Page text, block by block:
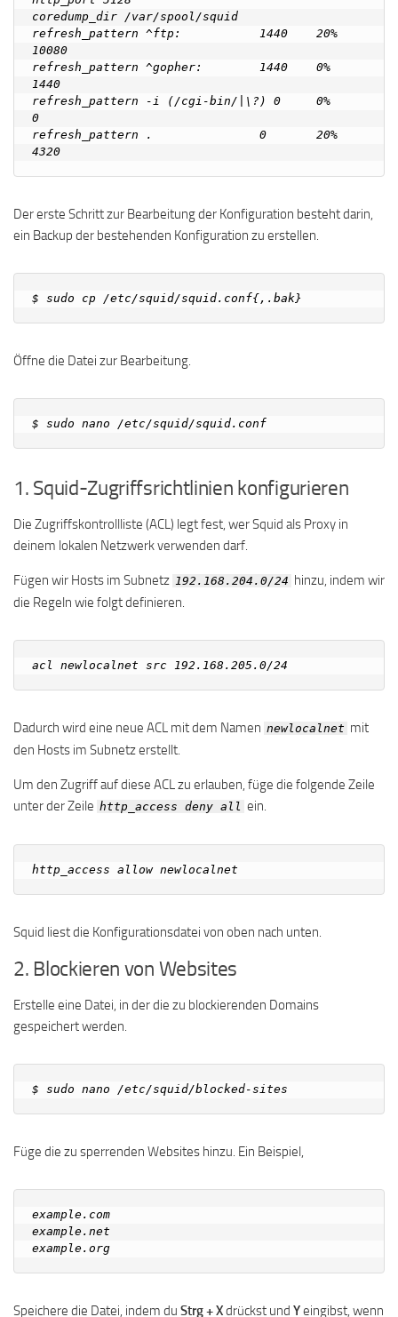
coredump_dir /var/spool/squid
refresh_pattern ^ftp:           1440    20%
10080
refresh_pattern ^gopher:        1440    0%
1440
refresh_pattern -i (/cgi-bin/|\?) 0     0%
0
refresh_pattern .               0       20%
Der erste Schritt zur Bearbeitung der Konfiguration besteht darin,
ein Backup der bestehenden Konfiguration zu erstellen.
Öffne die Datei zur Bearbeitung.
1. Squid-Zugriffsrichtlinien konfigurieren
Die Zugriffskontrollliste (ACL) legt fest, wer Squid als Proxy in
deinem lokalen Netzwerk verwenden darf.
Fügen wir Hosts im Subnetz 192.168.204.0/24 hinzu, indem wir
die Regeln wie folgt definieren.
Dadurch wird eine neue ACL mit dem Namen newlocalnet mit
den Hosts im Subnetz erstellt.
Um den Zugriff auf diese ACL zu erlauben, füge die folgende Zeile
unter der Zeile http_access deny all ein.
Squid liest die Konfigurationsdatei von oben nach unten.
2. Blockieren von Websites
Erstelle eine Datei, in der die zu blockierenden Domains
gespeichert werden.
Füge die zu sperrenden Websites hinzu. Ein Beispiel,
example.com
example.net
Speichere die Datei, indem du Strg + Xdrückst und Yeingibst, wenn